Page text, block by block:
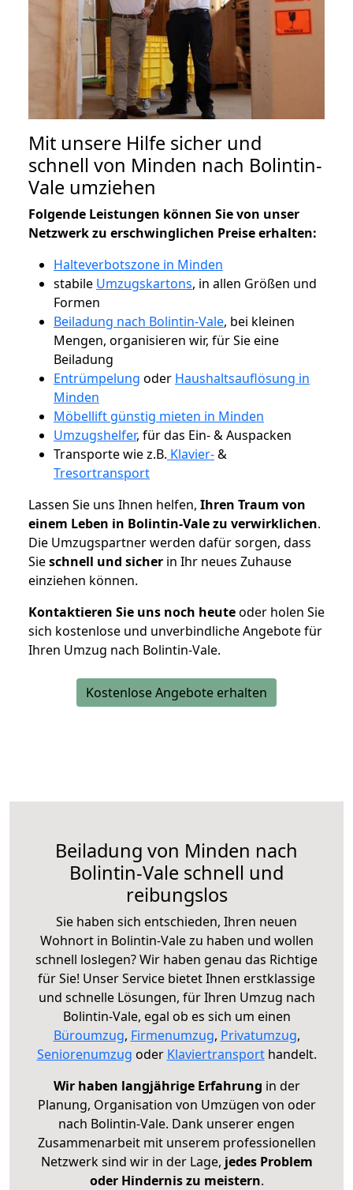
Mit unsere Hilfe sicher und
schnell von Minden nach Bolintin-
Vale umziehen
Folgende Leistungen können Sie von unser
Netzwerk zu erschwinglichen Preise erhalten:
Halteverbotszone in Minden
stabile Umzugskartons, in allen Größen und
Formen
Beiladung nach Bolintin-Vale, bei kleinen
Mengen, organisieren wir, für Sie eine
Beiladung
Entrümpelung oder Haushaltsauflösung in
Minden
Möbellift günstig mieten in Minden
Umzugshelfer, für das Ein- & Auspacken
Transporte wie z.B. Klavier-&
Tresortransport
Lassen Sie uns Ihnen helfen, Ihren Traum von
einem Leben in Bolintin-Vale zu verwirklichen.
Die Umzugspartner werden dafür sorgen, dass
Sieschnell und sicher in Ihr neues Zuhause
einziehen können.
Kontaktieren Sie uns noch heuteoder holen Sie
sich kostenlose und unverbindliche Angebote für
Ihren Umzug nach Bolintin-Vale.
Kostenlose Angebote erhalten
Beiladung von Minden nach
Bolintin-Vale schnell und
reibungslos
Sie haben sich entschieden, Ihren neuen
Wohnort in Bolintin-Vale zu haben und wollen
schnell loslegen? Wir haben genau das Richtige
für Sie! Unser Service bietet Ihnen erstklassige
und schnelle Lösungen, für Ihren Umzug nach
Bolintin-Vale, egal ob es sich um einen
Büroumzug, Firmenumzug, Privatumzug,
Seniorenumzug oder Klaviertransporthandelt.
Wir haben langjährige Erfahrung in der
Planung, Organisation von Umzügen von oder
nach Bolintin-Vale. Dank unserer engen
Zusammenarbeit mit unserem professionellen
Netzwerk sind wir in der Lage, jedes Problem
oder Hindernis zu meistern.